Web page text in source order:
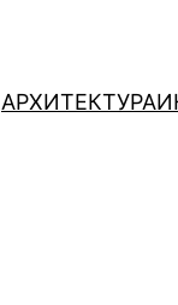
АРХИТЕКТУРА